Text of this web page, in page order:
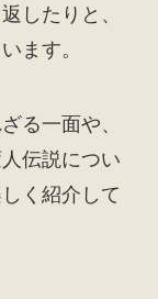
したりと、
ます。
る一面や、
伝説につい
く紹介して